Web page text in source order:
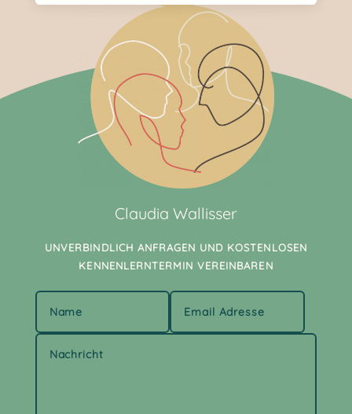
Claudia Wallisser
UNVERBINDLICH ANFRAGEN UND KOSTENLOSEN
KENNENLERNTERMIN VEREINBAREN
Alternative: